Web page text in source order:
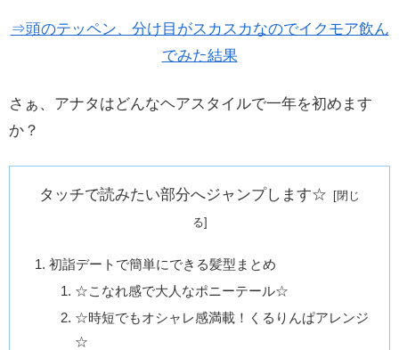
⇒頭のテッペン、分け目がスカスカなのでイクモア飲ん
でみた結果
さぁ、アナタはどんなヘアスタイルで一年を初めます
か？
タッチで読みたい部分へジャンプします☆
初詣デートで簡単にできる髪型まとめ
☆こなれ感で大人なポニーテール☆
☆時短でもオシャレ感満載！くるりんぱアレンジ
☆